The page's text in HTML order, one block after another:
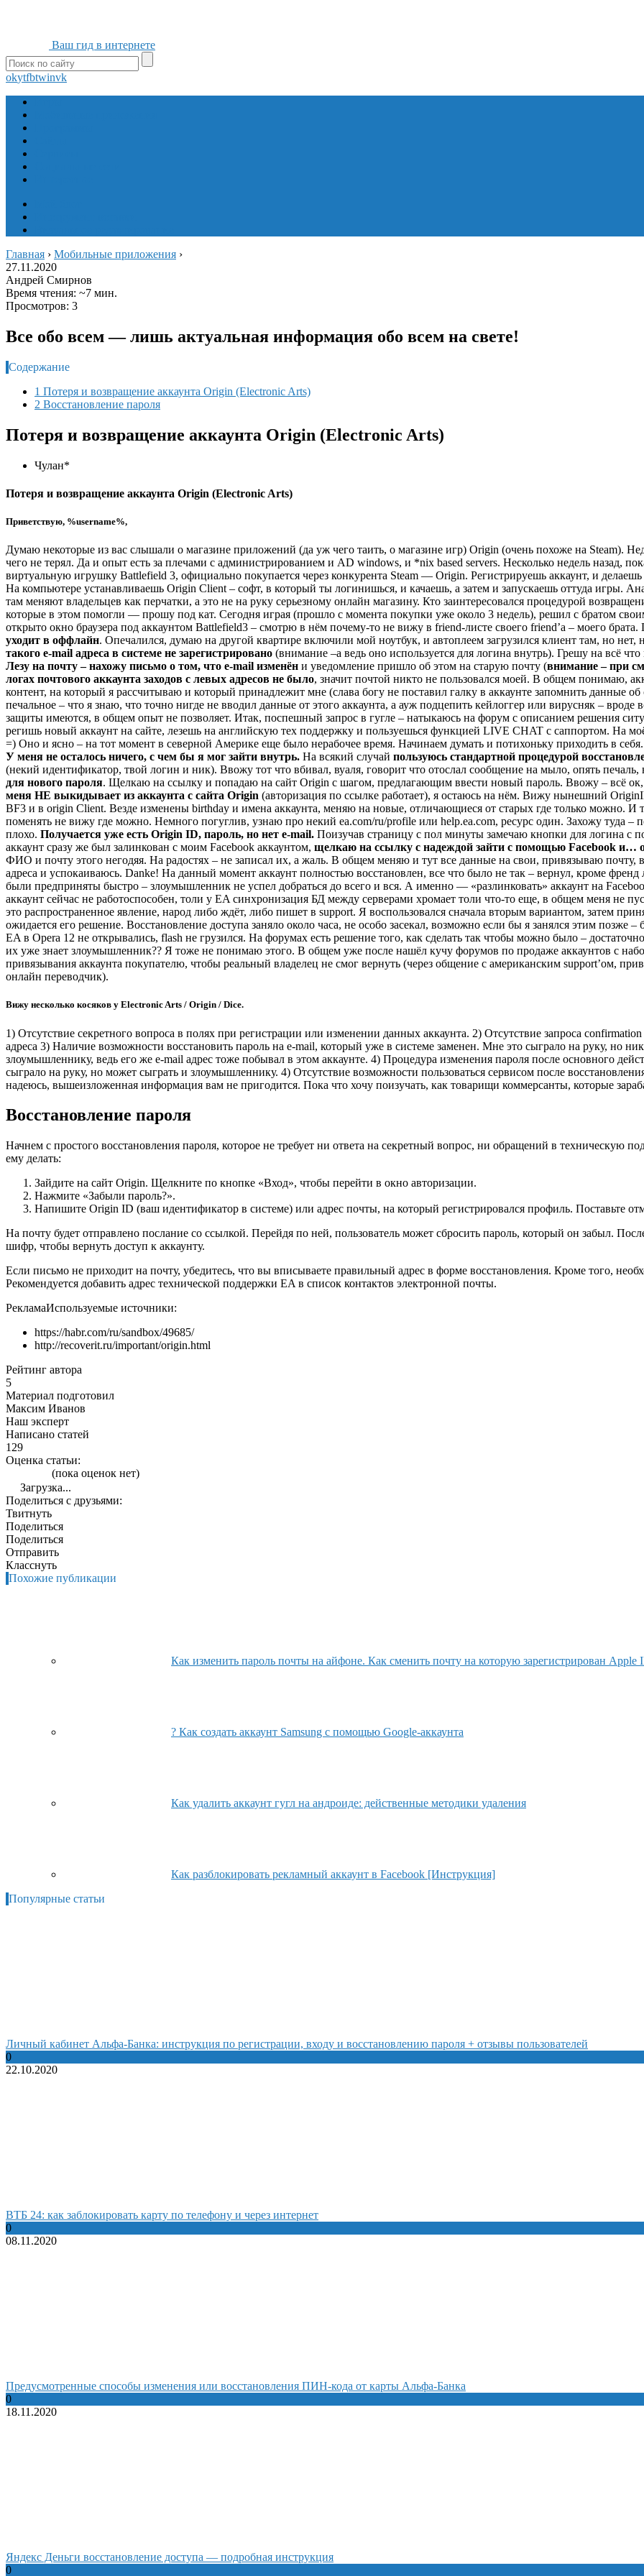
Ваш гид в интернете
okytfbtwinvk
Главная › Мобильные приложения ›
27.11.2020
Андрей Смирнов
Время чтения: ~7 мин.
Просмотров: 3
Все обо всем — лишь актуальная информация обо всем на свете!
Содержание
1 Потеря и возвращение аккаунта Origin (Electronic Arts)
2 Восстановление пароля
Потеря и возвращение аккаунта Origin (Electronic Arts)
Чулан*
Потеря и возвращение аккаунта Origin (Electronic Arts)
Приветствую, %username%,
Думаю некоторые из вас слышали о магазине приложений (да уж чего таить, о магазине игр) Origin (очень похоже на Steam).
чего не терял. Да и опыт есть за плечами с администрированием и AD windows, и *nix based servers. Несколько недель назад,
виртуальную игрушку Battlefield 3, официально покупается через конкурента Steam — Origin. Регистрируешь аккаунт, и
На компьютере устанавливаешь Origin Client – софт, в который ты логинишься, и качаешь, а затем и запускаешь оттуда игры.
там меняют владельцев как перчатки, а это не на руку серьезному онлайн магазину. Кто заинтересовался процедурой
которые в этом помогли — прошу под кат. Сегодня играя (прошло с момента покупки уже около 3 недель), решил с братом
открыто окно браузера под аккаунтом Battlefield3 – смотрю в нём почему-то не вижу в friend-листе своего friend’а – моего
уходит в оффлайн. Опечалился, думаю на другой квартире включили мой ноутбук, и автоплеем загрузился клиент там, но нет,
такого e-mail адреса в системе не зарегистрировано (внимание –а ведь оно используется для логина внутрь). Грешу на всё
Лезу на почту – нахожу письмо о том, что e-mail изменён и уведомление пришло об этом на старую почту (внимание – при
логах почтового аккаунта заходов с левых адресов не было, значит почтой никто не пользовался моей. В общем понимаю,
контент, на который я рассчитываю и который принадлежит мне (слава богу не поставил галку в аккаунте запомнить данные
печальное – что я знаю, что точно нигде не вводил данные от этого аккаунта, а ауж подцепить кейлоггер или вирусняк – вроде
защиты имеются, в общем опыт не позволяет. Итак, поспешный запрос в гугле – натыкаюсь на форум с описанием решения
регишь новый аккаунт на сайте, лезешь на английскую тех поддержку и пользуешься функцией LIVE CHAT с саппортом. На
=) Оно и ясно – на тот момент в северной Америке еще было нерабочее время. Начинаем думать и потихоньку приходить в
У меня не осталось ничего, с чем бы я мог зайти внутрь. На всякий случай пользуюсь стандартной процедурой
(некий идентификатор, твой логин и ник). Ввожу тот что вбивал, вуаля, говорит что отослал сообщение на мыло, опять
для нового пароля. Щелкаю на ссылку и попадаю на сайт Origin с шагом, предлагающим ввести новый пароль. Ввожу – всё ок,
меня НЕ выкидывает из аккаунта с сайта Origin (авторизация по ссылке работает), я остаюсь на нём. Вижу нынешний
BF3 и в origin Client. Везде изменены birthday и имена аккаунта, меняю на новые, отличающиеся от старых где только можно. И
поменять не вижу где можно. Немного погуглив, узнаю про некий ea.com/ru/profile или help.ea.com, ресурс один. Захожу туда –
плохо. Получается уже есть Origin ID, пароль, но нет e-mail. Поизучав страницу с пол минуты замечаю кнопки для логина
аккаунт сразу же был залинкован с моим Facebook аккаунтом, щелкаю на ссылку с надеждой зайти с помощью Facebook и…
ФИО и почту этого негодяя. На радостях – не записал их, а жаль. В общем меняю и тут все данные на свои, привязываю
адреса и успокаиваюсь. Danke! На данный момент аккаунт полностью восстановлен, все что было не так – вернул, кроме френд
были предприняты быстро – злоумышленник не успел добраться до всего и вся. А именно — «разлинковать» аккаунт на
аккаунт сейчас не работоспособен, толи у EA синхронизация БД между серверами хромает толи что-то еще, в общем меня не
это распространенное явление, народ либо ждёт, либо пишет в support. Я воспользовался сначала вторым вариантом, затем
ожидается его решение. Восстановление доступа заняло около часа, не особо засекал, возможно если бы я занялся этим
EA в Opera 12 не открывались, flash не грузился. На форумах есть решение того, как сделать так чтобы можно было –
их уже знает злоумышленник?? Я тоже не понимаю этого. В общем уже после нашёл кучу форумов по продаже аккаунтов с
привязывания аккаунта покупателю, чтобы реальный владелец не смог вернуть (через общение с американским support’ом,
онлайн переводчик).
Вижу несколько косяков у Electronic Arts / Origin / Dice.
1) Отсутствие секретного вопроса в полях при регистрации или изменении данных аккаунта. 2) Отсутствие запроса
адреса 3) Наличие возможности восстановить пароль на e-mail, который уже в системе заменен. Мне это сыграло на руку, но
злоумышленнику, ведь его же e-mail адрес тоже побывал в этом аккаунте. 4) Процедура изменения пароля после основного
сыграло на руку, но может сыграть и злоумышленнику. 4) Отсутствие возможности пользоваться сервисом после
надеюсь, вышеизложенная информация вам не пригодится. Пока что хочу поизучать, как товарищи коммерсанты, которые
Восстановление пароля
Начнем с простого восстановления пароля, которое не требует ни ответа на секретный вопрос, ни обращений в техническую
ему делать:
Зайдите на сайт Origin. Щелкните по кнопке «Вход», чтобы перейти в окно авторизации.
Нажмите «Забыли пароль?».
Напишите Origin ID (ваш идентификатор в системе) или адрес почты, на который регистрировался профиль. Поставьте
На почту будет отправлено послание со ссылкой. Перейдя по ней, пользователь может сбросить пароль, который он забыл.
шифр, чтобы вернуть доступ к аккаунту.
Если письмо не приходит на почту, убедитесь, что вы вписываете правильный адрес в форме восстановления. Кроме того,
Рекомендуется добавить адрес технической поддержки EA в список контактов электронной почты.
РекламаИспользуемые источники:
https://habr.com/ru/sandbox/49685/
http://recoverit.ru/important/origin.html
Рейтинг автора
5
Материал подготовил
Максим Иванов
Наш эксперт
Написано статей
129
Оценка статьи:
(пока оценок нет)
Загрузка...
Поделиться с друзьями:
Твитнуть
Поделиться
Поделиться
Отправить
Класснуть
Похожие публикации
Как изменить пароль почты на айфоне. Как сменить почту на которую зарегистрирован Apple
? Как создать аккаунт Samsung с помощью Google-аккаунта
Как удалить аккаунт гугл на андроиде: действенные методики удаления
Как разблокировать рекламный аккаунт в Facebook [Инструкция]
Популярные статьи
Личный кабинет Альфа-Банка: инструкция по регистрации, входу и восстановлению пароля + отзывы пользователей
0
22.10.2020
ВТБ 24: как заблокировать карту по телефону и через интернет
0
08.11.2020
Предусмотренные способы изменения или восстановления ПИН-кода от карты Альфа-Банка
0
18.11.2020
Яндекс Деньги восстановление доступа — подробная инструкция
0